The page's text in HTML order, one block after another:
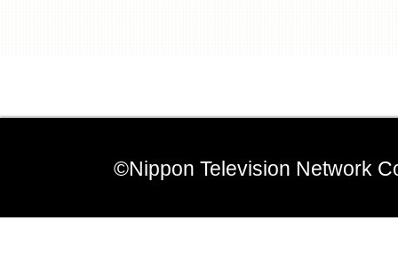
©Nippon Television Network